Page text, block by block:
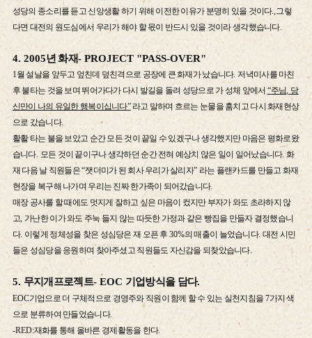
성당의 종소리를 듣고 신앙생활 하기 위해 이전한 이유가 분명히 있을 것이다.,그렇
다면 대전의 원도심에서 우리가 해야 할 몫이 반드시 있을 것이라 생각했습니다.
4. 2005년 화재- PROJECT "PASS-OVER"
1월 설날을 앞두고 엎친데 덮친격으로 공장에 큰 화재가 났습니다. 저녁미사를 마친
후 불타는 것을 보며 뛰어가다가 다시 발길을 돌려 성당으로 가 성체 앞에서 “주님, 당
신만이 나의 유일한 행복이십니다” 라고 말하며 흐르는 눈물을 훔치고 다시 화재현상
으로 갔습니다.
활활 타는 불을 보았고 순간 모든 것이 끝일 수 있겠구나 생각했지만 마음은 평화로왔
습니다. 모든 것이 끝이구나 생각하던 순간 전혀 예상치 않은 일이 일어났습니다.화
재 다음 날 직원들은“잿더미가 된 회사 우리가 살리자” 라는 플랜카드를 만들고 화재
현장을 복구해 나가며 우리는 진짜 한가족이 되어갔습니다.
매장 공사를 할 때에도 멋지게 잘하고 싶은 마음이 컸지만 부자가 와도 초라하지 않
고, 가난한 이가 와도 주눅 들지 않는 따듯한 가정과 같은 빵집을 만들자 결정했습니
다. 이렇게 정체성을 찾은 성심당은 재 오픈 후 30%의 매출이 늘었습니다.대전 시민
들은 성심당을 응원하며 찾아주셨고 직원들도 자신감을 되찾았습니다.
5. 무지개프로젝트- EOC 기업방식을 담다.
EOC기업으로 더 구체적으로 경영주와 직원이 함께 할 수 있는 실천지침을7가지 색
으로 분류하여 만들었습니다.
-RED:재화를 통해 올바른 경제활동을 한다.